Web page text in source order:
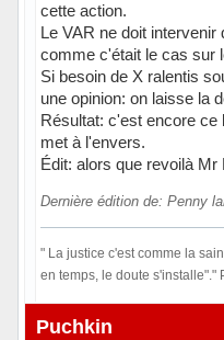
cette action.
Le VAR ne doit
comme c'était le cas sur
Si besoin de X ralentis
une opinion: on laisse la
Résultat: c'est encore ce
met à l'envers.
Édit: alors que revoilà Mr
Dernière édition de: Penny
" La justice c'est comme la
en temps, le doute s'installe"."
Hors ligne
Puchkin